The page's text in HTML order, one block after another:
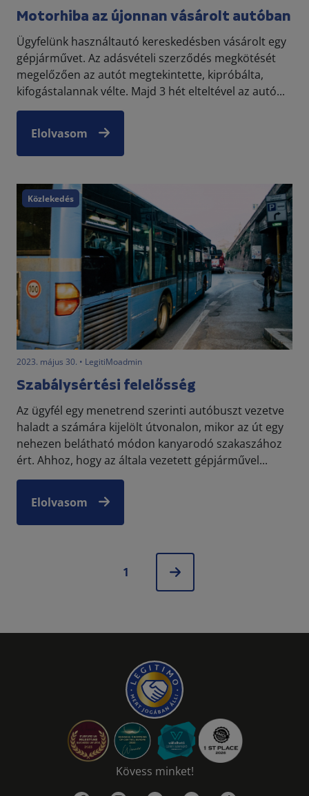
Motorhiba az újonnan vásárolt autóban
Ügyfelünk használtautó kereskedésben vásárolt egy
gépjárművet. Az adásvételi szerződés megkötését
megelőzően az autót megtekintette, kipróbálta,
kifogástalannak vélte. Majd 3 hét elteltével az autó...
Elolvasom
Közlekedés
2023. május 30. • LegitiMoadmin
Szabálysértési felelősség
Az ügyfél egy menetrend szerinti autóbuszt vezetve
haladt a számára kijelölt útvonalon, mikor az út egy
nehezen belátható módon kanyarodó szakaszához
ért. Ahhoz, hogy az általa vezetett gépjárművel...
Elolvasom
1
Kövess minket!